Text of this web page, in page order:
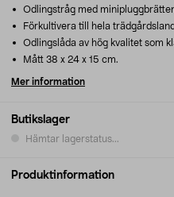
Butikslager
Hämtar lagerstatus...
Odlingstråg med
Förkultivera till hela
Odlingslåda av hög kvalitet som
Mått 38 x 24 x 15 cm.
Mer information
Produktinformation